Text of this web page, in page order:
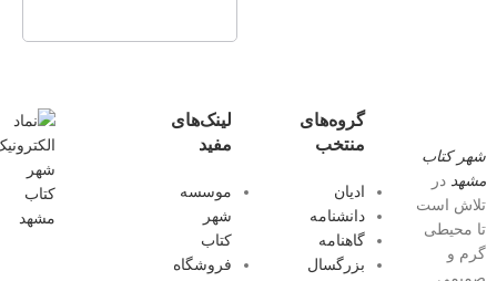
شهر کتاب
مشهد در
تلاش است
تا محیطی
گرم و
گروه‌های
منتخب
ادیان
دانشنامه
گاهنامه
بزرگسال
لینک‌های
مفید
موسسه
شهر
کتاب
فروشگاه